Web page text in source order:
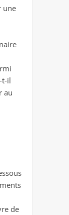
une
t-il
au
de